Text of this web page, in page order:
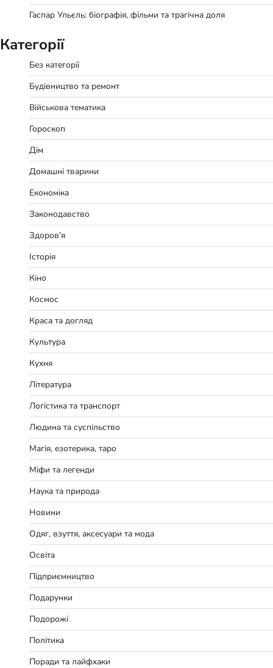
Гаспар Ульєль: біографія, фільми та трагічна доля
Категорії
Без категорії
Будівництво та ремонт
Військова тематика
Гороскоп
Дім
Домашні тварини
Економіка
Законодавство
Здоров’я
Історія
Кіно
Космос
Краса та догляд
Культура
Кухня
Література
Логістика та транспорт
Людина та суспільство
Магія, езотерика, таро
Міфи та легенди
Наука та природа
Новини
Одяг, взуття, аксесуари та мода
Освіта
Підприємництво
Подарунки
Подорожі
Політика
Поради та лайфхаки